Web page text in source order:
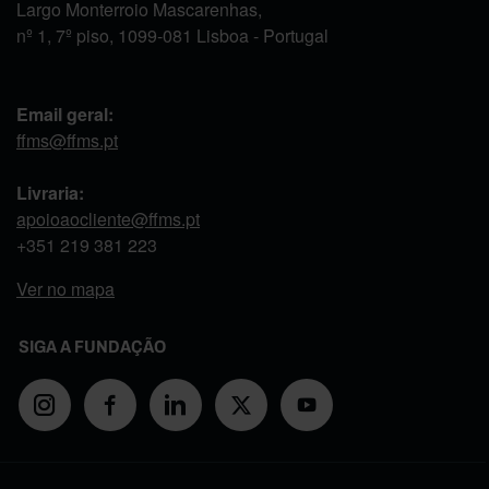
Largo Monterroio Mascarenhas,
nº 1, 7º piso, 1099-081 Lisboa - Portugal
Email geral:
ffms@ffms.pt
Livraria:
apoioaocliente@ffms.pt
+351 219 381 223
Ver no mapa
SIGA A FUNDAÇÃO